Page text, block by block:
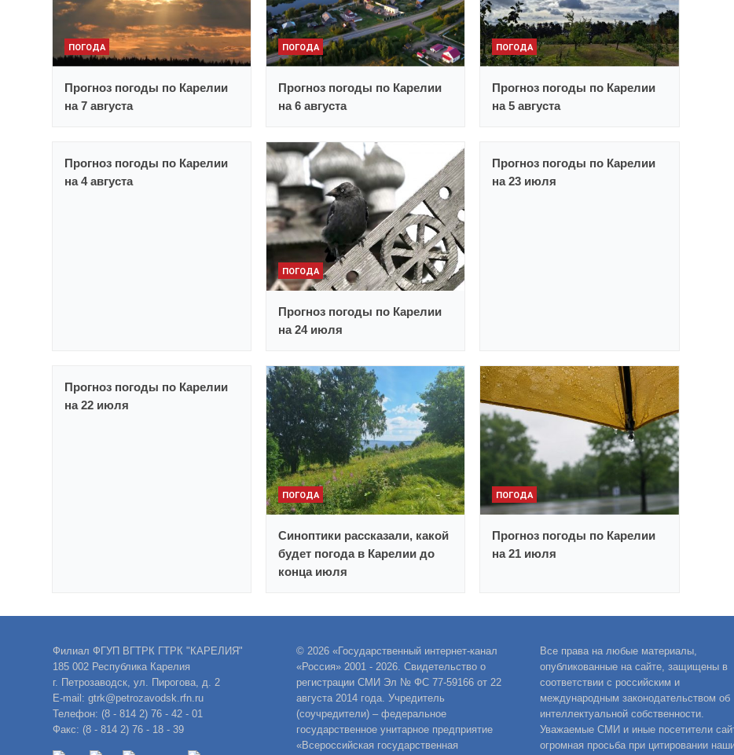
ПОГОДА
Прогноз погоды по Карелии
на 7 августа
ПОГОДА
Прогноз погоды по Карелии
на 6 августа
ПОГОДА
Прогноз погоды по Карелии
на 5 августа
Прогноз погоды по Карелии
на 4 августа
ПОГОДА
Прогноз погоды по Карелии
на 24 июля
Прогноз погоды по Карелии
на 23 июля
Прогноз погоды по Карелии
на 22 июля
ПОГОДА
Синоптики рассказали, какой
будет погода в Карелии до
конца июля
ПОГОДА
Прогноз погоды по Карелии
на 21 июля
Филиал ФГУП ВГТРК ГТРК "КАРЕЛИЯ"
185 002 Республика Карелия
г. Петрозаводск, ул. Пирогова, д. 2
E-mail: gtrk@petrozavodsk.rfn.ru
Телефон: (8 - 814 2) 76 - 42 - 01
Факс: (8 - 814 2) 76 - 18 - 39
© 2026 «Государственный интернет-канал
«Россия» 2001 - 2026. Свидетельство о
регистрации СМИ Эл № ФС 77-59166 от 22
августа 2014 года. Учредитель
(соучредители) – федеральное
государственное унитарное предприятие
«Всероссийская государственная
Все права на любые материалы,
опубликованные на сайте, защищены в
соответствии с российским и
международным законодательством об
интеллектуальной собственности.
Уважаемые СМИ и иные посетители
огромная просьба при цитировании